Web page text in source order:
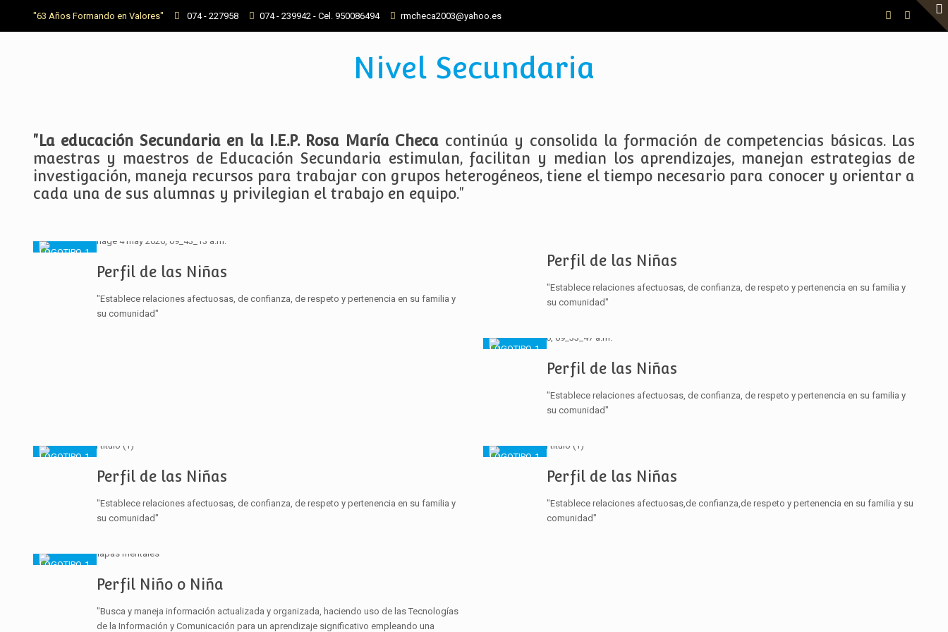
"63 Años Formando en Valores" 074 - 227958 074 - 239942 - Cel. 950086494 rmcheca2003@yahoo.es
Nivel Secundaria
"La educación Secundaria en la I.E.P. Rosa María Checa continúa y consolida la formación de competencias básicas. Las
maestras y maestros de Educación Secundaria estimulan, facilitan y median los aprendizajes, manejan estrategias de
investigación, maneja recursos para trabajar con grupos heterogéneos, tiene el tiempo necesario para conocer y orientar a
cada una de sus alumnas y privilegian el trabajo en equipo."
Perfil de las Niñas
"Establece relaciones afectuosas, de confianza, de respeto y pertenencia en su familia y
su comunidad"
Perfil de las Niñas
"Establece relaciones afectuosas, de confianza, de respeto y pertenencia en su familia y
su comunidad"
Perfil de las Niñas
"Establece relaciones afectuosas, de confianza, de respeto y pertenencia en su familia y
su comunidad"
Perfil de las Niñas
"Establece relaciones afectuosas, de confianza, de respeto y pertenencia en su familia y
su comunidad"
Perfil de las Niñas
"Establece relaciones afectuosas,de confianza,de respeto y pertenencia en su familia y su
comunidad"
Perfil Niño o Niña
"Busca y maneja información actualizada y organizada, haciendo uso de las Tecnologías
de la Información y Comunicación para un aprendizaje significativo empleando una